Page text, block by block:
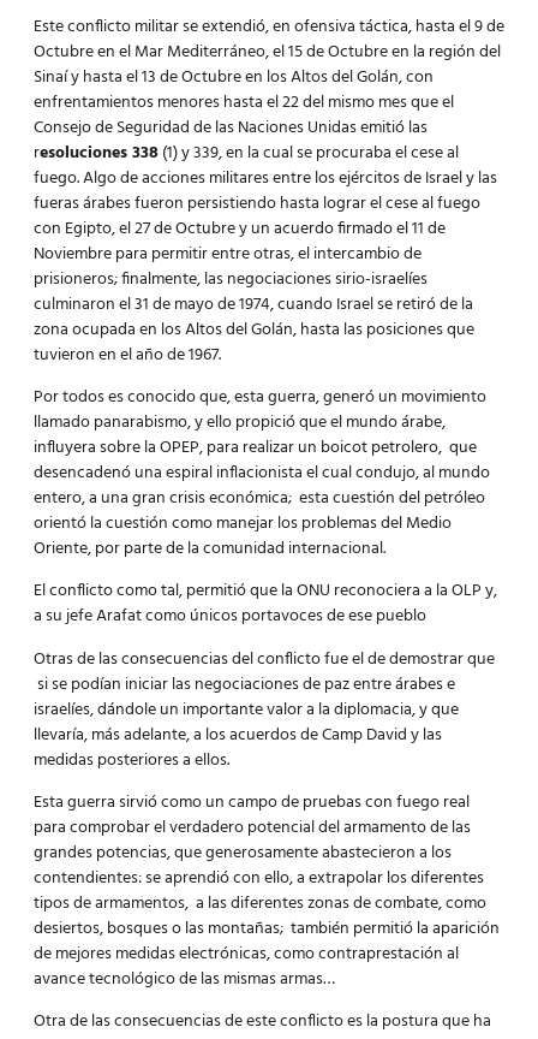
Este conflicto militar se extendió, en ofensiva táctica, hasta el 9 de
Octubre en el Mar Mediterráneo, el 15 de Octubre en la región del
Sinaí y hasta el 13 de Octubre en los Altos del Golán, con
enfrentamientos menores hasta el 22 del mismo mes que el
Consejo de Seguridad de las Naciones Unidas emitió las
resoluciones 338 (1) y 339, en la cual se procuraba el cese al
fuego. Algo de acciones militares entre los ejércitos de Israel y las
fueras árabes fueron persistiendo hasta lograr el cese al fuego
con Egipto, el 27 de Octubre y un acuerdo firmado el 11 de
Noviembre para permitir entre otras, el intercambio de
prisioneros; finalmente, las negociaciones sirio-israelíes
culminaron el 31 de mayo de 1974, cuando Israel se retiró de la
zona ocupada en los Altos del Golán, hasta las posiciones que
tuvieron en el año de 1967.
Por todos es conocido que, esta guerra, generó un movimiento
llamado panarabismo, y ello propició que el mundo árabe,
influyera sobre la OPEP, para realizar un boicot petrolero, que
desencadenó una espiral inflacionista el cual condujo, al mundo
entero, a una gran crisis económica; esta cuestión del petróleo
orientó la cuestión como manejar los problemas del Medio
Oriente, por parte de la comunidad internacional.
El conflicto como tal, permitió que la ONU reconociera a la OLP y,
a su jefe Arafat como únicos portavoces de ese pueblo
Otras de las consecuencias del conflicto fue el de demostrar que
si se podían iniciar las negociaciones de paz entre árabes e
israelíes, dándole un importante valor a la diplomacia, y que
llevaría, más adelante, a los acuerdos de Camp David y las
medidas posteriores a ellos.
Esta guerra sirvió como un campo de pruebas con fuego real
para comprobar el verdadero potencial del armamento de las
grandes potencias, que generosamente abastecieron a los
contendientes: se aprendió con ello, a extrapolar los diferentes
tipos de armamentos, a las diferentes zonas de combate, como
desiertos, bosques o las montañas; también permitió la aparición
de mejores medidas electrónicas, como contraprestación al
avance tecnológico de las mismas armas…
Otra de las consecuencias de este conflicto es la postura que ha